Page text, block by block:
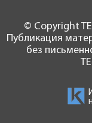
© Copyright
Публикация
без